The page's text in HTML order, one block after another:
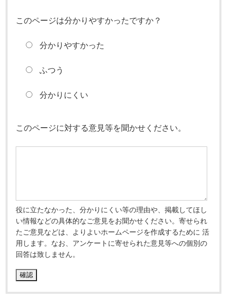
このページは分かりやすかったですか？
分かりやすかった
ふつう
分かりにくい
このページに対する意見等を聞かせください。
役に立たなかった、分かりにくい等の理由や、掲載してほし
い情報などの具体的なご意見をお聞かせください。寄せられ
たご意見などは、よりよいホームページを作成するために 活
用します。なお、アンケートに寄せられた意見等への個別の
回答は致しません。